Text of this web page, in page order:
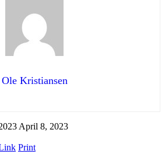
Ole Kristiansen
April 8, 2023
Print